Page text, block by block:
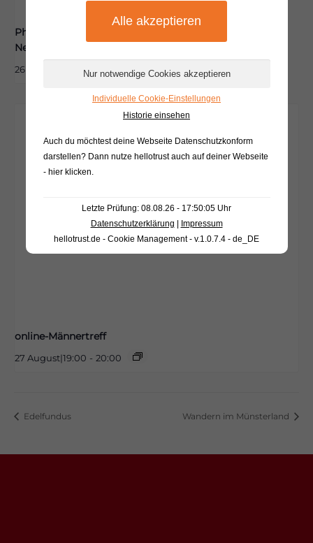
Pharmazeutische Beratung zum
Nebenwirkungsmanagement
26 August|15:00 - 18:00
online-Männertreff
27 August|19:00 - 20:00
Edelfundus Wandern im Münsterland
Individuelle Cookie-Einstellungen
Historie einsehen
Auch du möchtest deine Webseite Datenschutzkonform
darstellen? Dann nutze hellotrust auch auf deiner Webseite
- hier klicken.
Letzte Prüfung: 08.08.26 - 17:50:05 Uhr
Datenschutzerklärung
Impressum
hellotrust.de - Cookie Management - v.1.0.7.4 - de_DE